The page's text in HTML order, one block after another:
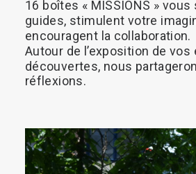
16 boîtes « MISSIONS » vous
guides, stimulent votre
encouragent la collaboration.
Autour de l’exposition de vos
découvertes, nous
réflexions.